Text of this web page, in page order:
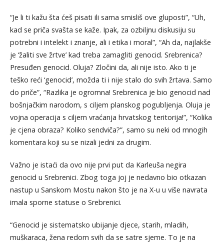
“Je li ti kažu šta ćeš pisati ili sama smisliš ove gluposti”, “Uh,
kad se priča svašta se kaže. Ipak, za ozbiljnu diskusiju su
potrebni i intelekt i znanje, ali i etika i moral”, “Ah da, najlakše
je ‘žaliti sve žrtve’ kad treba zamagliti genocid. Srebrenica?
Presuđen genocid. Oluja? Zločini da, ali nije isto. Ako ti je
teško reći ‘genocid’, možda ti i nije stalo do svih žrtava. Samo
do priče”, “Razlika je ogromna! Srebrenica je bio genocid nad
bošnjačkim narodom, s ciljem planskog pogubljenja. Oluja je
vojna operacija s ciljem vraćanja hrvatskog teritorija!”, “Kolika
je cjena obraza? Koliko sendviča?”, samo su neki od mnogih
komentara koji su se nizali jedni za drugim.
Važno je istaći da ovo nije prvi put da Karleuša negira
genocid u Srebrenici. Zbog toga joj je nedavno bio otkazan
nastup u Sanskom Mostu nakon što je na X-u u više navrata
imala sporne statuse o Srebrenici.
“Genocid je sistematsko ubijanje djece, starih, mladih,
muškaraca, žena redom svih da se satre sjeme. To je na